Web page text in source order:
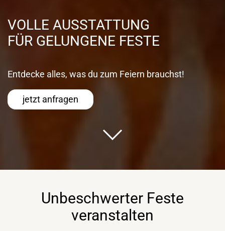
VOLLE AUSSTATTUNG
FÜR GELUNGENE FESTE
Entdecke alles, was du zum Feiern brauchst!
jetzt anfragen
Unbeschwerter Feste
veranstalten